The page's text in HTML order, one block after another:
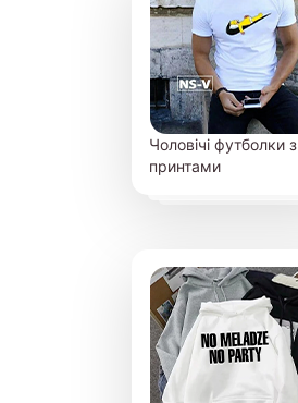
Чоловічі футболки з
принтами